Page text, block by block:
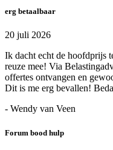
erg betaalbaar
20 juli 2026
Ik dacht echt de hoofdprijs
reuze mee! Via
offertes ontvangen en
Dit is me erg bevallen!
- Wendy van Veen
Forum bood hulp